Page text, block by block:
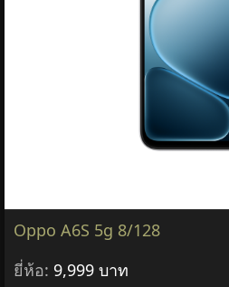
Oppo A6S 5g 8/128
ยี่ห้อ: 9,999 บาท